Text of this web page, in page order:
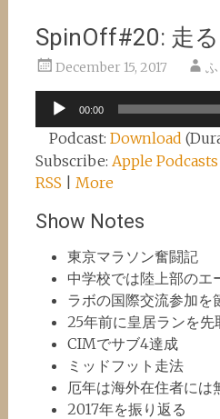
SpinOff#20: 走
December 15, 2017
Audio
Player
00:00
Podcast:Download
Subscribe: Apple Podcasts
RSS
More
Show Notes
東京マラソン奮闘記
中学校では陸上部のエ
ラボの国際交流参加を
25年前に皇居ランを先
CIMでサブ4達成
ミッドフット走法
厄年は海外在住者には
2017年を振り返る